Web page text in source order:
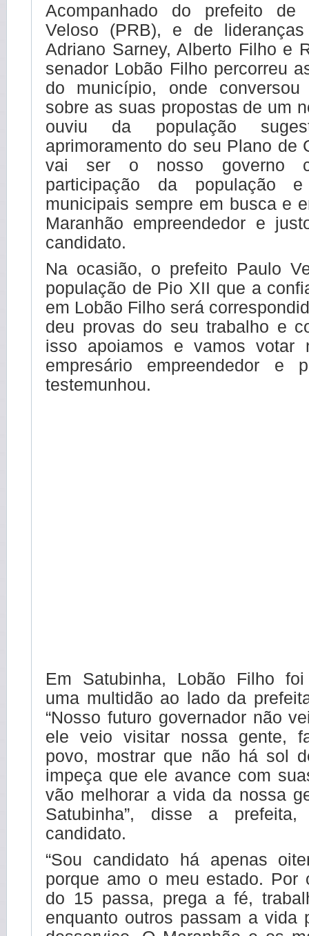
Acompanhado do prefeito
Veloso (PRB), e de
Adriano Sarney, Alberto Filho e
senador Lobão Filho percorreu
do município, onde conversou
sobre as suas propostas de um
ouviu da população
aprimoramento do seu Plano de
vai ser o nosso governo
participação da população
municipais sempre em busca e
Maranhão empreendedor e
candidato.
Na ocasião, o prefeito Paulo
população de Pio XII que a
em Lobão Filho será
deu provas do seu trabalho e
isso apoiamos e vamos votar
empresário empreendedor e
testemunhou.
Em Satubinha, Lobão Filho
uma multidão ao lado da
“Nosso futuro governador não
ele veio visitar nossa gente,
povo, mostrar que não há sol
impeça que ele avance com
vão melhorar a vida da nossa
Satubinha”, disse a
candidato.
“Sou candidato há apenas
porque amo o meu estado. Por
do 15 passa, prega a fé,
enquanto outros passam a vida